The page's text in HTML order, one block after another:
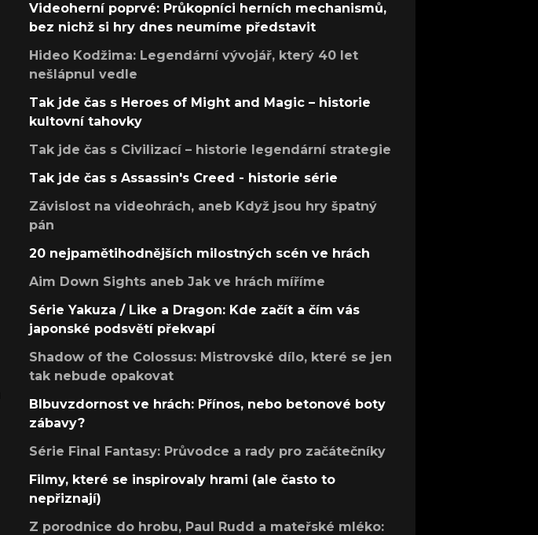
Videoherní poprvé: Průkopníci herních mechanismů,
bez nichž si hry dnes neumíme představit
Hideo Kodžima: Legendární vývojář, který 40 let
nešlápnul vedle
Tak jde čas s Heroes of Might and Magic – historie
kultovní tahovky
Tak jde čas s Civilizací – historie legendární strategie
Tak jde čas s Assassin's Creed - historie série
Závislost na videohrách, aneb Když jsou hry špatný
pán
20 nejpamětihodnějších milostných scén ve hrách
Aim Down Sights aneb Jak ve hrách míříme
Série Yakuza / Like a Dragon: Kde začít a čím vás
japonské podsvětí překvapí
Shadow of the Colossus: Mistrovské dílo, které se jen
tak nebude opakovat
Blbuvzdornost ve hrách: Přínos, nebo betonové boty
zábavy?
Série Final Fantasy: Průvodce a rady pro začátečníky
Filmy, které se inspirovaly hrami (ale často to
nepřiznají)
Z porodnice do hrobu, Paul Rudd a mateřské mléko: